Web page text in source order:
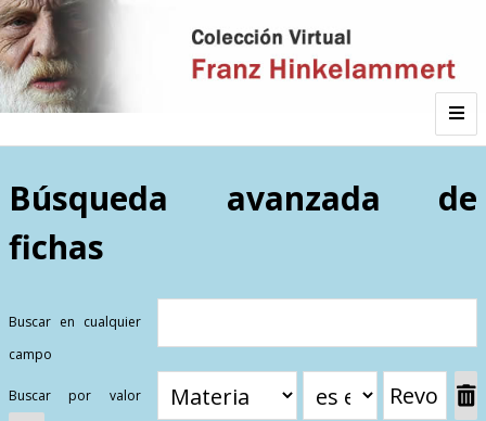
Autor
Listado por
Búsqueda avanzada de
fichas
Buscar en cualquier
campo
Buscar por valor